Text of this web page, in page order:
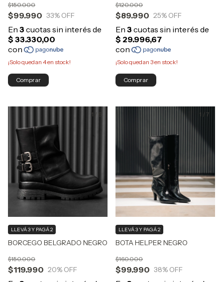
$99.990
$150.000
33% OFF
¡Solo quedan 4en stock!
Comprar
$89.990
$120.000
25% OFF
¡Solo quedan 3en stock!
Comprar
1 / 6
BORCEGO BELGRADO NEGRO
$119.990
$150.000
20% OFF
LLEVÁ 3 Y PAGÁ 2
1 / 7
BOTA HELPER NEGRO
$99.990
$160.000
38% OFF
LLEVÁ 3 Y PAGÁ 2